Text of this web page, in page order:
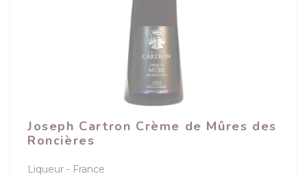
Joseph Cartron Crème de Mûres des
Roncières
Liqueur France